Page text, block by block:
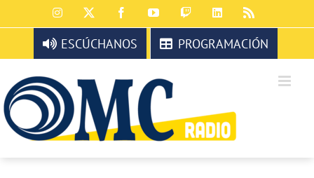
al
contenido
Instagram FacebookYouTubeTwitchLinkedIn
ESCÚCHANOS PROGRAMACIÓN